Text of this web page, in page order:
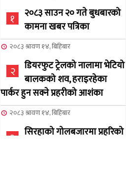
१
२०८३ साउन २० गते बुधबारको
कामना खबर पत्रिका
२०८३ श्रावण १४, बिहिबार
२
डियरफुट ट्रेलको नालामा भेटियो
बालकको शव, हराइरहेका
पार्कर हुन सक्ने प्रहरीको आशंका
२०८३ श्रावण १४, बिहिबार
३
सिरहाको गोलबजारमा प्रहरिको